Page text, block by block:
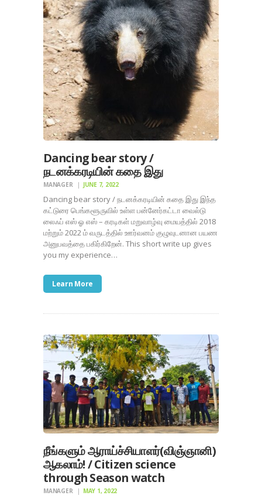
Dancing bear story /
நடனக்கரடியின் கதை இது
MANAGER JUNE 7, 2022
Dancing bear story / நடனக்கரடியின் கதை இது இந்த
கட்டுரை பெங்களூருவில் உள்ள பன்னேர்கட்டா வைல்டு
லைஃப் எஸ் ஓ எஸ் – கரடிகள் மறுவாழ்வு மையத்தில் 2018
மற்றும் 2022 ம் வருடத்தில் ஊர்வனம் குழுவுடனான பயண
அனுபவத்தை பகிர்கிறேன். This short write up gives
you my experience…
Learn More
நீங்களும் ஆராய்ச்சியாளர்(விஞ்ஞானி)
ஆகலாம்! / Citizen science
through Season watch
MANAGER MAY 1, 2022